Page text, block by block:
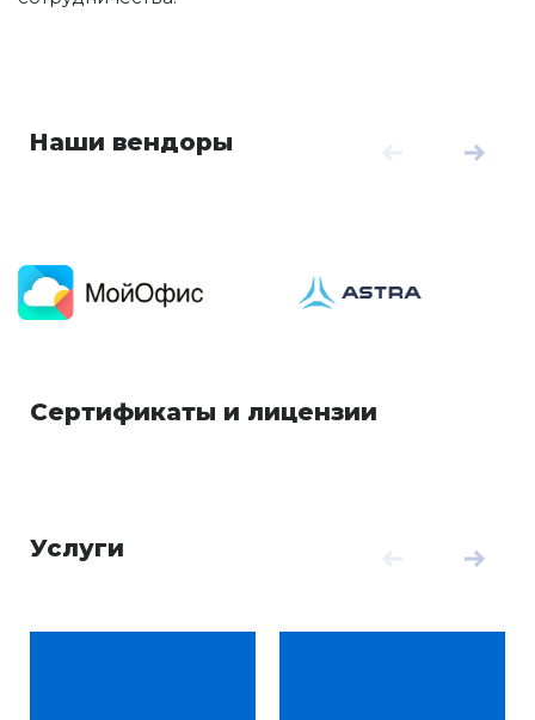
Наши вендоры
Сертификаты и лицензии
Услуги